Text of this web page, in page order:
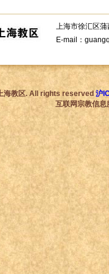
上海市徐汇区
E-mail：
. All rights reserved 沪
互联网宗教信息服